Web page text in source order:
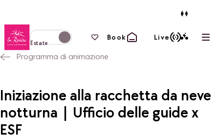
Torna alla home page
Passa alla modalità invernale
Estate
I tuoi preferiti
Book Live
Programma di animazione
Iniziazione alla racchetta da neve
notturna | Ufficio delle guide x
ESF